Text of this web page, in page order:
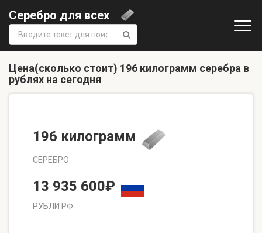
Серебро для всех
Поиск:
Цена(сколько стоит) 196 килограмм серебра в
рублях на сегодня
196 килограмм
СЕРЕБРО
13 935 600₽
РУБЛИ РФ